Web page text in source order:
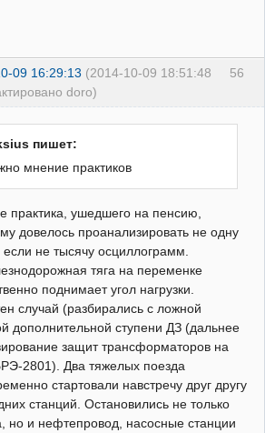
56
09 16:29:13 (2014-10-09 18:51:48
doro)
пишет:
мнение практиков
практика, ушедшего на пенсию,
довелось проанализировать не одну
не тысячу осциллограмм.
тяга на переменке
поднимает угол нагрузки.
случай (разбирались с ложной
дополнительной ступени ДЗ (дальнее
защит трансформаторов на
2801). Два тяжелых поезда
стартовали навстречу друг другу
станций. Остановились не только
но и нефтепровод, насосные станции